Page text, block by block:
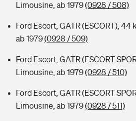
Limousine, ab 1979(0928 / 508)
Ford Escort, GATR (ESCORT), 44
ab 1979(0928 / 509)
Ford Escort, GATR (ESCORT
Limousine, ab 1979(0928 / 510)
Ford Escort, GATR (ESCORT
Limousine, ab 1979(0928 / 511)